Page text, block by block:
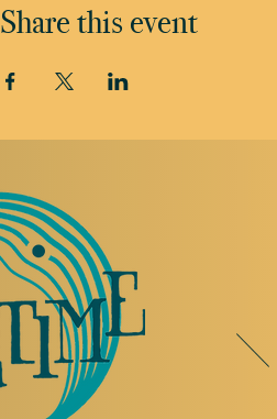
Share this event